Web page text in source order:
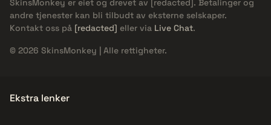
SkinsMonkey er eiet og drevet av [redacted]. Betalinger og
andre tjenester kan bli tilbudt av eksterne selskaper.
Kontakt oss på [redacted] eller via Live Chat.
© 2026 SkinsMonkey | Alle rettigheter.
Ekstra lenker